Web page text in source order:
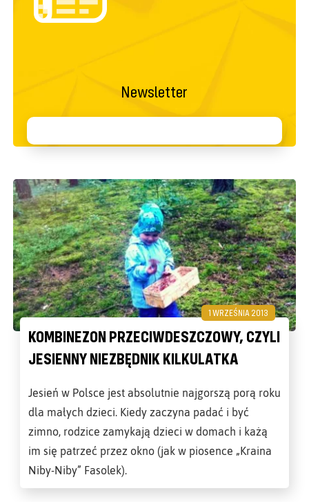
Newsletter
1 WRZEŚNIA 2013
KOMBINEZON PRZECIWDESZCZOWY, CZYLI
JESIENNY NIEZBĘDNIK KILKULATKA
Jesień w Polsce jest absolutnie najgorszą porą roku
dla małych dzieci. Kiedy zaczyna padać i być
zimno, rodzice zamykają dzieci w domach i każą
im się patrzeć przez okno (jak w piosence „Kraina
Niby-Niby” Fasolek).